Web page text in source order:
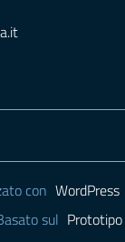
Utili
con WordPress
sul